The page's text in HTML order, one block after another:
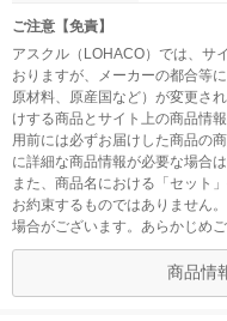
ご注意【免責】
アスクル（LOHACO）では、サ
おりますが、メーカーの都合等
原材料、原産国など）が変更さ
けする商品とサイト上の商品情
用前には必ずお届けした商品の
に詳細な商品情報が必要な場合
また、商品名における「セット
お約束するものではありません
場合がございます。あらかじめご
商品情